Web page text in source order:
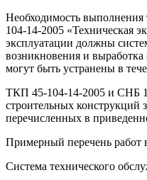
Необходимость выполнения
104-14-2005 «Техническая
эксплуатации должны
возникновения и
могут быть устранены в
ТКП 45-104-14-2005 и СНБ
строительных
перечисленных в
Примерный перечень
Система технического